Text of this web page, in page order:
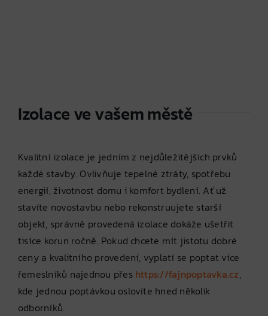
Izolace ve vašem městě
Kvalitní izolace je jedním z nejdůležitějších prvků
každé stavby. Ovlivňuje tepelné ztráty, spotřebu
energií, životnost domu i komfort bydlení. Ať už
stavíte novostavbu nebo rekonstruujete starší
objekt, správně provedená izolace dokáže ušetřit
tisíce korun ročně. Pokud chcete mít jistotu dobré
ceny a kvalitního provedení, vyplatí se poptat více
řemeslníků najednou přes https://fajnpoptavka.cz,
kde jednou poptávkou oslovíte hned několik
odborníků.